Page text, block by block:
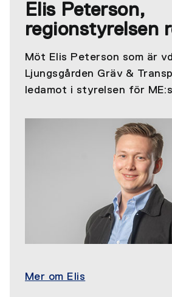
Elis Peterson,
regionstyrelsen
Möt Elis Peterson som är
Ljungsgården Gräv &
ledamot i styrelsen för
Mer om Elis